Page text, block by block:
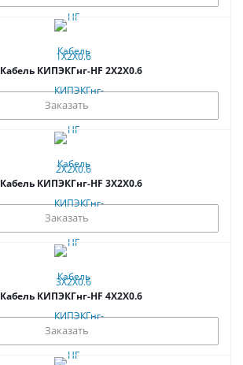
Кабель КИПЭКГнг-HF 2Х2Х0.6
Заказать
Кабель КИПЭКГнг-HF 3Х2Х0.6
Заказать
Кабель КИПЭКГнг-HF 4Х2Х0.6
Заказать